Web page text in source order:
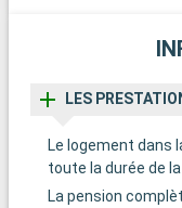
LES
Le logement dans
toute la durée de
La pension